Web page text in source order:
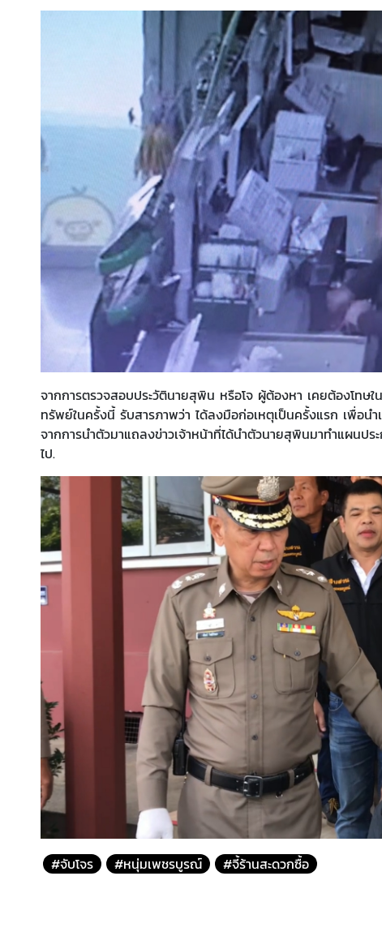
จากการตรวจสอบประวัตินายสุพิน หรือโจ ผู้ต้องหา เคยต้องโทษ
ทรัพย์ในครั้งนี้ รับสารภาพว่า ได้ลงมือก่อเหตุเป็นครั้งแรก เพื่อ
จากการนำตัวมาแถลงข่าวเจ้าหน้าที่ได้นำตัวนายสุพินมาทำแผน
ไป.
#จับโจร #หนุ่มเพชรบูรณ์ #จี้ร้านสะดวกซื้อ